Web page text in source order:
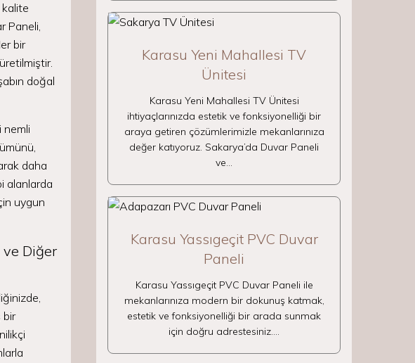
kalite
Paneli,
bir
doğal
nemli
daha
alanlarda
uygun
ve Diğer
bir
Karasu Yeni Mahallesi TV
Ünitesi
Karasu Yeni Mahallesi TV Ünitesi
ihtiyaçlarınızda estetik ve fonksiyonelliği bir
araya getiren çözümlerimizle mekanlarınıza
değer katıyoruz. Sakarya’da Duvar Paneli
ve…
Karasu Yassıgeçit PVC Duvar
Paneli
Karasu Yassıgeçit PVC Duvar Paneli ile
mekanlarınıza modern bir dokunuş katmak,
estetik ve fonksiyonelliği bir arada sunmak
için doğru adrestesiniz.…